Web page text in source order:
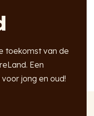
toekomst van de
Een
jong en oud!